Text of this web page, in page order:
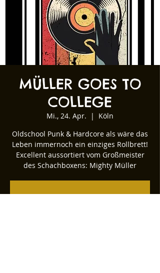
MÜLLER GOES TO
COLLEGE
Mi., 24. Apr.
  |
Köln
Oldschool Punk & Hardcore als wäre das
Leben immernoch ein einziges Rollbrett!
Excellent aussortiert vom Großmeister
des Schachboxens: Mighty Müller
Tickets stehen nicht zum Verkauf